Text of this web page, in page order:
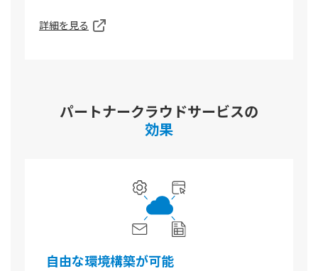
詳細を見る
パートナークラウドサービスの
効果
自由な環境構築が可能